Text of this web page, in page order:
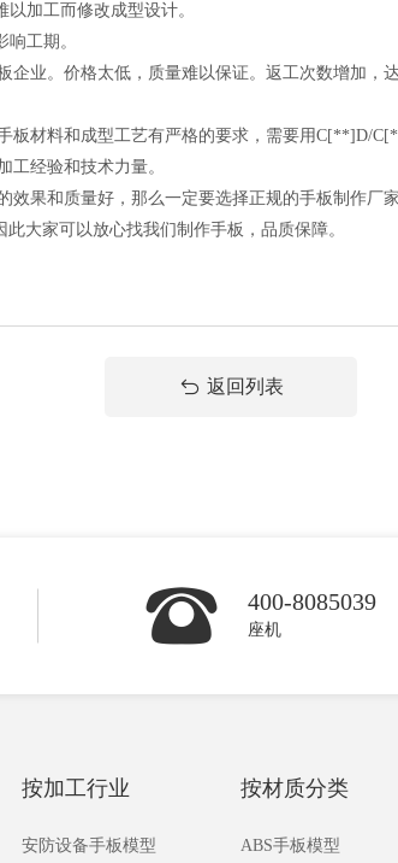
加工而修改成型设计。
工期。
业。价格太低，质量难以保证。返工次数增加
板材料和成型工艺有严格的要求，需要用C[**]D/
工经验和技术力量。
果和质量好，那么一定要选择正规的手板制作厂
大家可以放心找我们制作手板，品质保障。
返回列表
400-8085039
座机
按加工行业
安防设备手板模型
按材质分类
ABS手板模型